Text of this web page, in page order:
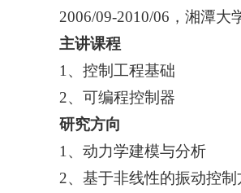
2006/09-2010/06，湘潭
主讲课程
1、控制工程基础
2、可编程控制器
研究方向
1、动力学建模与分析
2、基于非线性的振动控制